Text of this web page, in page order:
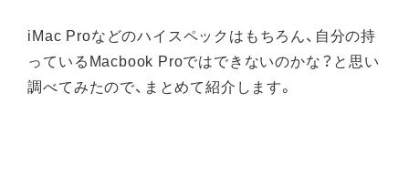
iMac Proなどのハイスペックはもちろん、自分の持
っているMacbook Proではできないのかな？と思い
調べてみたので、まとめて紹介します。